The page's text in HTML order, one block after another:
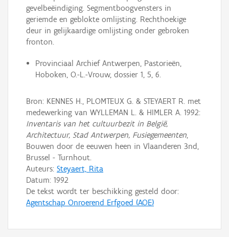
gevelbeëindiging. Segmentboogvensters in
geriemde en geblokte omlijsting. Rechthoekige
deur in gelijkaardige omlijsting onder gebroken
fronton.
Provinciaal Archief Antwerpen, Pastorieën,
Hoboken, O.-L.-Vrouw, dossier 1, 5, 6.
Bron: KENNES H., PLOMTEUX G. & STEYAERT R. met
medewerking van WYLLEMAN L. & HIMLER A. 1992:
Inventaris van het cultuurbezit in België,
Architectuur, Stad Antwerpen, Fusiegemeenten,
Bouwen door de eeuwen heen in Vlaanderen 3nd,
Brussel - Turnhout.
Auteurs: Steyaert, Rita
Datum: 1992
De tekst wordt ter beschikking gesteld door:
Agentschap Onroerend Erfgoed (AOE)